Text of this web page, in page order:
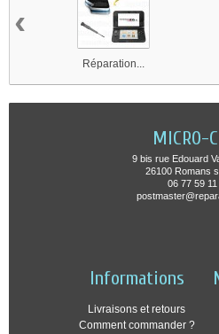
Réparation...
‹
MICRO-
9 bis rue Edouard
26100 Romans
06 77 59 11
Informations
Livraisons et retours
Comment commander ?